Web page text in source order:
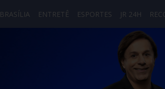
BRASÍLIA ENTRETÊ ESPORTES JR 24H